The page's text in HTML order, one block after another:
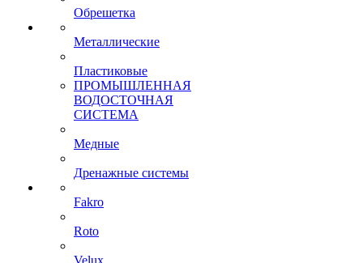
Обрешетка
Металлические
Пластиковые
ПРОМЫШЛЕННАЯ
ВОДОСТОЧНАЯ
СИСТЕМА
Медные
Дренажные системы
Fakro
Roto
Velux